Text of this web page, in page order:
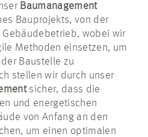
Baumanagement
Bauprojekts, von der
wobei wir
Methoden einsetzen, um
Baustelle zu
stellen wir durch unser
sicher, dass die
und energetischen
von Anfang an den
um einen optimalen